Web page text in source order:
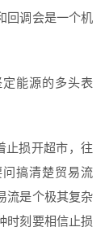
回调会是一个机
能源的多头表
止损开超市，往
搞清楚贸易流
流是个极其复杂
时刻要相信止损